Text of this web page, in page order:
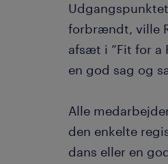
forbrændt, ville
afsæt i ”Fit for a
en god sag og
Alle
den enkelte
dans eller en